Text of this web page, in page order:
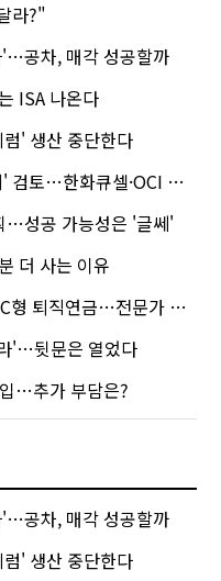
라?"
공차, 매각 성공할까
ISA 나온다
럼' 생산 중단한다
한화큐셀·OCI 영향은?
…성공 가능성은 '글쎄'
더 사는 이유
직연금…전문가 조언은
'…뒷문은 열었다
…추가 부담은?
공차, 매각 성공할까
럼' 생산 중단한다